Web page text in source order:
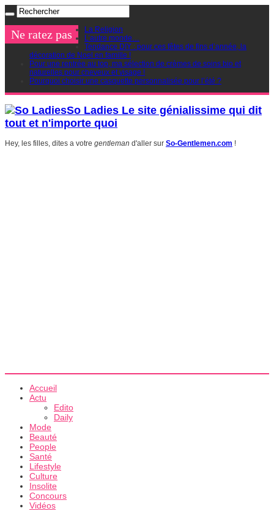
Ne ratez pas
La Religion
L’autre monde…
Tendance DIY : pour ces fêtes de fins d’année, la
décoration de Noel en famille !
Pour une rentrée au top, ma sélection de crèmes de soins bio et
naturelles pour cheveux et visage !
Pourquoi choisir une casquette personnalisée pour l’été ?
So Ladies Le site génialissime qui dit
tout et n'importe quoi
Hey, les filles, dites a votre gentleman d'aller sur So-Gentlemen.com !
Accueil
Actu
Edito
Daily
Mode
Beauté
People
Santé
Lifestyle
Culture
Insolite
Concours
Vidéos